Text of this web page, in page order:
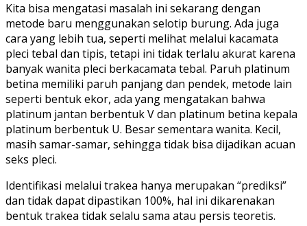
Kita bisa mengatasi masalah ini sekarang dengan
metode baru menggunakan selotip burung. Ada juga
cara yang lebih tua, seperti melihat melalui kacamata
pleci tebal dan tipis, tetapi ini tidak terlalu akurat karena
banyak wanita pleci berkacamata tebal. Paruh platinum
betina memiliki paruh panjang dan pendek, metode lain
seperti bentuk ekor, ada yang mengatakan bahwa
platinum jantan berbentuk V dan platinum betina kepala
platinum berbentuk U. Besar sementara wanita. Kecil,
masih samar-samar, sehingga tidak bisa dijadikan acuan
seks pleci.
Identifikasi melalui trakea hanya merupakan “prediksi”
dan tidak dapat dipastikan 100%, hal ini dikarenakan
bentuk trakea tidak selalu sama atau persis teoretis.